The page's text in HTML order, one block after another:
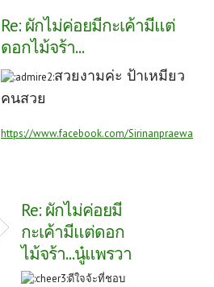
Re: ผักไม่ค่อยมีกะเค้ามีแต่
ดอกไม้จร้า...
สวยงามค่ะ ป้าเหมียว
คนสวย
https://www.facebook.com/Sirinanpraewa
Re: ผักไม่ค่อยมี
กะเค้ามีแต่ดอก
ไม้จร้า...นู๋แพรวา
ดีใจจ้ะที่ชอบ